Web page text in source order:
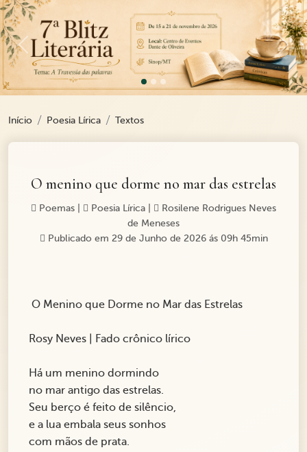
Previous
Início Poesia Lírica Textos
O menino que dorme no mar das estrelas
Poemas Poesia Lírica
Rosilene Rodrigues Neves
de Meneses
Publicado em 29 de Junho de 2026 ás 09h 45min
O Menino que Dorme no Mar das Estrelas
Rosy Neves | Fado crônico lírico
Há um menino dormindo
no mar antigo das estrelas.
Seu berço é feito de silêncio,
e a lua embala seus sonhos
com mãos de prata.